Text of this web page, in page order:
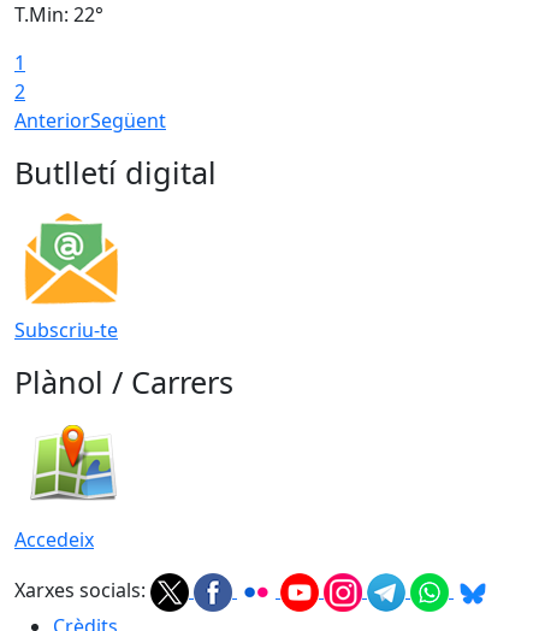
T.Min: 22°
1
2
AnteriorSegüent
Butlletí digital
Subscriu-te
Plànol / Carrers
Accedeix
Xarxes socials: